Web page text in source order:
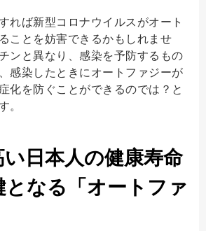
れば新型コロナウイルスがオート
ことを妨害できるかもしれませ
ンと異なり、感染を予防するもの
感染したときにオートファジーが
化を防ぐことができるのでは？と
。
日本人の健康寿命
なる「オートファ